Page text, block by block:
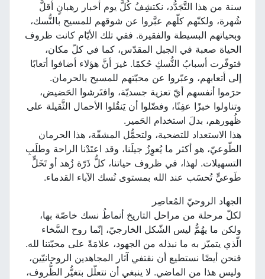
سنة من هذا التَّجَدُّد، نكتشِفُ كُلَّ يوم أخبار رهبانٍ أقلَّ
شُهرة، ولكنّهم كلّهم عبَّروا عن شوقهم للمسيح بالنُّسك،
وبحياتهم البسيطة والفقيرة. ففي تلك الأيّام كانت ظروف
الحياة صعبة في الجبل المقدّس، كما في كلّ مكان،
فتوفّرت أسبابُ النُّسكِ حُكمًا. غيرَ أنَّ هؤلاء أضافوا أتعابًا
إلى أتعابهم، وعبّروا عن محبّتهم للمسيح بالحرمان.
حرَموا أنفسهم أيّ تعزية جسديّة، وافتَرشوا الحَضيض،
وتناولوا خبزًا عفِنًا، وفضّلوا أن يَنقُلوا الأحمال الثَّقيلة على
ظُهورهم، بدلَ استخدام الحَمير.
هذا الاستعداد للتضحية، ولتحمُّل المشقّة، هذا الحرمان
الطّوعيّ، هو أكثر ما يُعوِزُ جيلَنا، وقد اعتَدْنا الراحة وطلَبِ
التسهيلات. لهذا، في ظروف حياتنا، كلُّ ذَرّة زُهد أو تَخَلٍّ
طَوعيٍّ تُحسَب عند الله بمستوى نُسك الآباء القدماء.
الجهاد الروحيّ المُعاصِر
لكلّ مرحلة من مراحل التاريخ أنماطُ نسك خاصّة بها،
ولكن ما يهُمُّ ليس الشّكل الخارجيّ، إنّما روح السَّخاء
الّذي يتميّز به ما نبذله من الجهود، علامَةً على محبّتنا لله.
فنحن أيضًا نستطيع أن نقتفي آثار المجاهدين الروحانيّين،
وليس هذا من الماضي. لا ينبغي أن نتعلّل بتغيُّر الظُّروف،